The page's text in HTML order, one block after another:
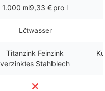
1.000 ml9,33 € pro l
Lötwasser
Titanzink Feinzink
verzinktes Stahlblech